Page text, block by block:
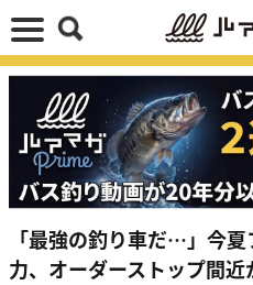
「最強の釣り車だ…」今
力、オーダーストップ間近